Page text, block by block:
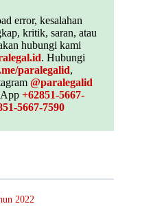
error, kesalahan
kritik, saran, atau
hubungi kami
. Hubungi
paralegalid,
@paralegalid
+62851-5667-
5667-7590
2022